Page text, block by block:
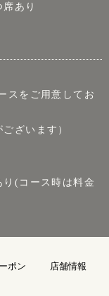
あり
スをご用意してお
ざいます）
(コース時は料金
ポン 店舗情報